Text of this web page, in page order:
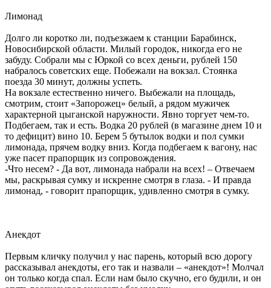
Лимонад
Долго ли коротко ли, подъезжаем к станции Барабинск,
Новосибирской области. Милый городок, никогда его не
забуду. Собрали мы с Юркой со всех деньги, рублей 150
набралось советских еще. Побежали на вокзал. Стоянка
поезда 30 минут, должны успеть.
На вокзале естественно ничего. Выбежали на площадь,
смотрим, стоит «Запорожец» белый, а рядом мужичек
характерной цыганской наружности. Явно торгует чем-то.
Подбегаем, так и есть. Водка 20 рублей (в магазине днем 10 и
то дефицит) вино 10. Берем 5 бутылок водки и пол сумки
лимонада, прячем водку вниз. Когда подбегаем к вагону, нас
уже пасет прапорщик из сопровождения.
-Что несем? - Да вот, лимонада набрали на всех! – Отвечаем
мы, раскрывая сумку и искренне смотря в глаза. - И правда
лимонад, - говорит прапорщик, удивленно смотря в сумку.
Анекдот
Первым кличку получил у нас парень, который всю дорогу
рассказывал анекдоты, его так и назвали – «анекдот»! Молчал
он только когда спал. Если нам было скучно, его будили, и он